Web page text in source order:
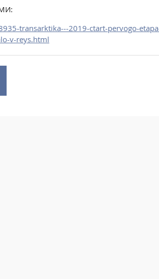
transarktika---2019-ctart-pervogo-
v-reys.html